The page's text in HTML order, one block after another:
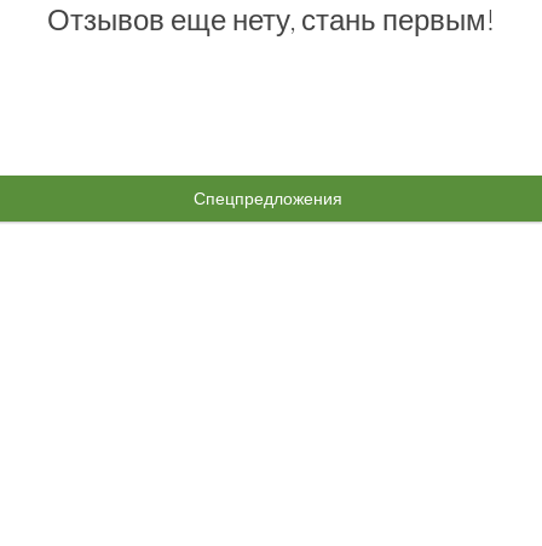
Отзывов еще нету, стань первым!
Спецпредложения